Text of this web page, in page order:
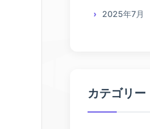
2025年7月
カテゴリー